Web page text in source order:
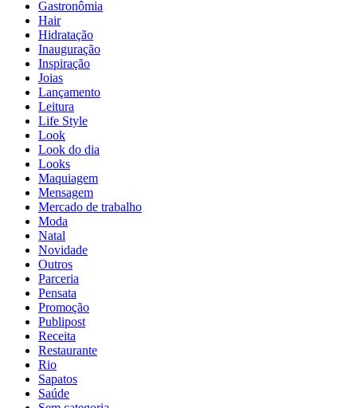
Gastronômia
Hair
Hidratação
Inauguração
Inspiração
Joias
Lançamento
Leitura
Life Style
Look
Look do dia
Looks
Maquiagem
Mensagem
Mercado de trabalho
Moda
Natal
Novidade
Outros
Parceria
Pensata
Promoção
Publipost
Receita
Restaurante
Rio
Sapatos
Saúde